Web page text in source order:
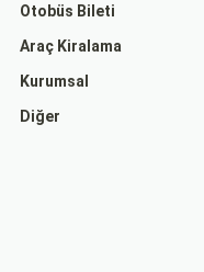
Otobüs Bileti
Araç Kiralama
Kurumsal
Diğer